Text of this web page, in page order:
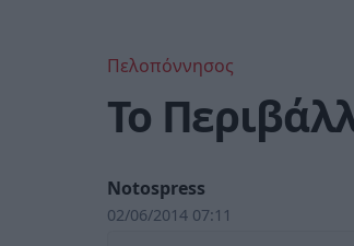
Πελοπόννησος
Το
Notospress
02/06/2014 07:11